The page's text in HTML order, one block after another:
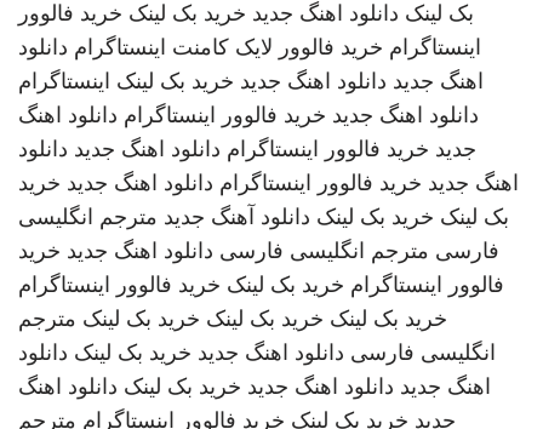
بک لینک دانلود اهنگ جدید خرید بک لینک خرید فالوور
اینستاگرام خرید فالوور لایک کامنت اینستاگرام دانلود
اهنگ جدید دانلود اهنگ جدید خرید بک لینک اینستاگرام
دانلود اهنگ جدید خرید فالوور اینستاگرام دانلود اهنگ
جدید خرید فالوور اینستاگرام دانلود اهنگ جدید دانلود
اهنگ جدید خرید فالوور اینستاگرام دانلود اهنگ جدید خرید
بک لینک خرید بک لینک دانلود آهنگ جدید مترجم انگلیسی
فارسی مترجم انگلیسی فارسی دانلود اهنگ جدید خرید
فالوور اینستاگرام خرید بک لینک خرید فالوور اینستاگرام
خرید بک لینک خرید بک لینک خرید بک لینک مترجم
انگلیسی فارسی دانلود اهنگ جدید خرید بک لینک دانلود
اهنگ جدید دانلود اهنگ جدید خرید بک لینک دانلود اهنگ
جدید خرید بک لینک خرید فالوور اینستاگرام مترجم